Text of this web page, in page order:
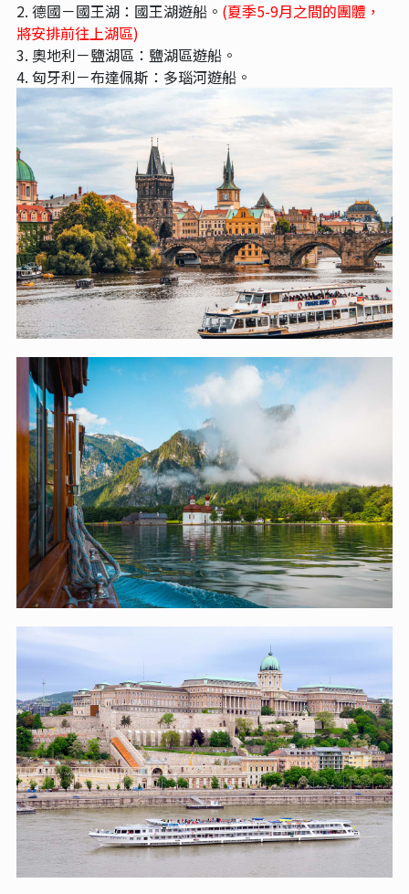
2. 德國－國王湖：國王湖遊船。 (夏季5-9月之間的團體，
將安排前往上湖區)
3. 奧地利－鹽湖區：鹽湖區遊船。
4. 匈牙利－布達佩斯：多瑙河遊船。